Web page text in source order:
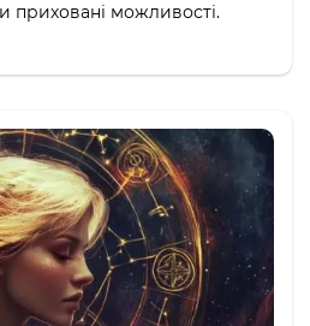
приховані можливості.